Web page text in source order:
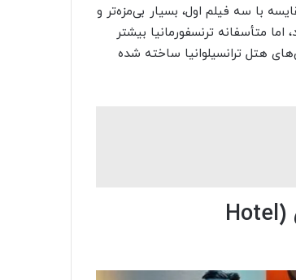
با سه فیلم اول، بسیار بی‌مزه‌تر و
متأسفانه ترنسفورمانیا بیشتر
هتل ترانسیلوانیا ساخته‌ شده
۳. هتل ترانسیلوانیا ۳: تعطیلات تابستانی (Hotel